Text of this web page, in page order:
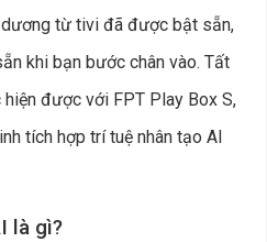
từ tivi đã được bật sẵn,
khi bạn bước chân vào. Tất
được với FPT Play Box S,
tích hợp trí tuệ nhân tạo AI
là gì?